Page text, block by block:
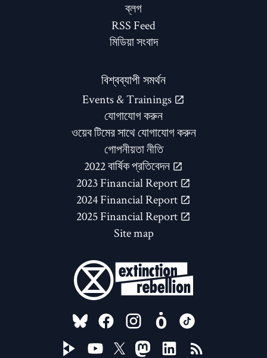
ব্লগ
RSS Feed
মিডিয়া সংবাদ
বিশ্বব্যাপী সমর্থন
Events & Trainings
যোগাযোগ করুন
ওয়েব টিমের সাথে যোগাযোগ করুন
গোপনীয়তা নীতি
2022 বার্ষিক প্রতিবেদন
2023 Financial Report
2024 Financial Report
2025 Financial Report
Site map
FOLLOW US ON